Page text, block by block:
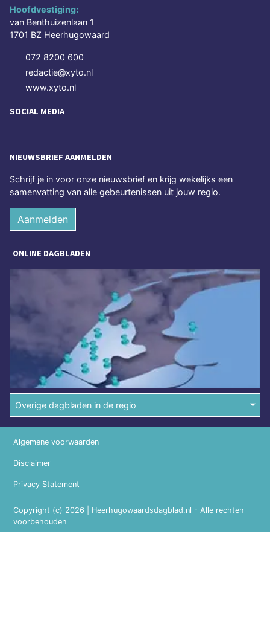
Hoofdvestiging:
van Benthuizenlaan 1
1701 BZ Heerhugowaard
072 8200 600
redactie@xyto.nl
www.xyto.nl
SOCIAL MEDIA
NIEUWSBRIEF AANMELDEN
Schrijf je in voor onze nieuwsbrief en krijg wekelijks een
samenvatting van alle gebeurtenissen uit jouw regio.
Aanmelden
ONLINE DAGBLADEN
Overige dagbladen in de regio
Copyright (c) 2026 | Heerhugowaardsdagblad.nl - Alle rechten
voorbehouden
Algemene voorwaarden
Disclaimer
Privacy Statement